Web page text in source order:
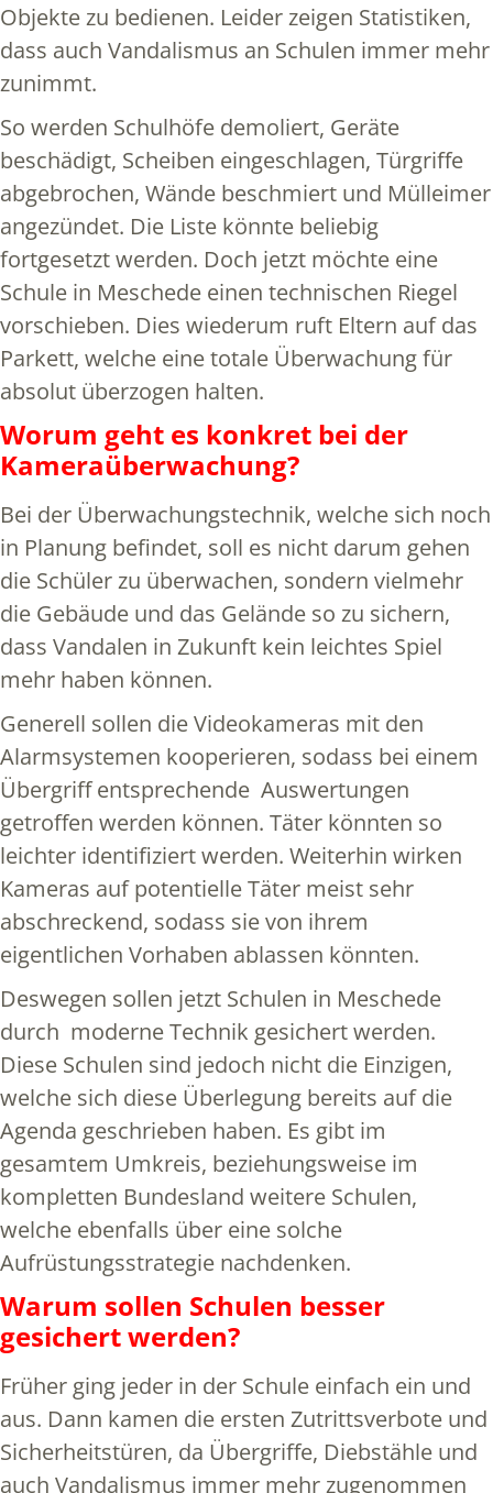
Objekte zu bedienen. Leider zeigen Statistiken,
dass auch Vandalismus an Schulen immer mehr
zunimmt.
So werden Schulhöfe demoliert, Geräte
beschädigt, Scheiben eingeschlagen, Türgriffe
abgebrochen, Wände beschmiert und Mülleimer
angezündet. Die Liste könnte beliebig
fortgesetzt werden. Doch jetzt möchte eine
Schule in Meschede einen technischen Riegel
vorschieben. Dies wiederum ruft Eltern auf das
Parkett, welche eine totale Überwachung für
absolut überzogen halten.
Worum geht es konkret bei der
Kameraüberwachung?
Bei der Überwachungstechnik, welche sich noch
in Planung befindet, soll es nicht darum gehen
die Schüler zu überwachen, sondern vielmehr
die Gebäude und das Gelände so zu sichern,
dass Vandalen in Zukunft kein leichtes Spiel
mehr haben können.
Generell sollen die Videokameras mit den
Alarmsystemen kooperieren, sodass bei einem
Übergriff entsprechende Auswertungen
getroffen werden können. Täter könnten so
leichter identifiziert werden. Weiterhin wirken
Kameras auf potentielle Täter meist sehr
abschreckend, sodass sie von ihrem
eigentlichen Vorhaben ablassen könnten.
Deswegen sollen jetzt Schulen in Meschede
durch moderne Technik gesichert werden.
Diese Schulen sind jedoch nicht die Einzigen,
welche sich diese Überlegung bereits auf die
Agenda geschrieben haben. Es gibt im
gesamtem Umkreis, beziehungsweise im
kompletten Bundesland weitere Schulen,
welche ebenfalls über eine solche
Aufrüstungsstrategie nachdenken.
Warum sollen Schulen besser
gesichert werden?
Früher ging jeder in der Schule einfach ein und
aus. Dann kamen die ersten Zutrittsverbote und
Sicherheitstüren, da Übergriffe, Diebstähle und
auch Vandalismus immer mehr zugenommen